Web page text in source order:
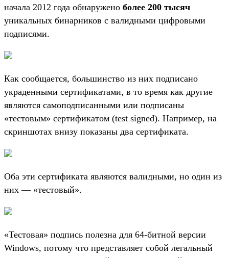
начала 2012 года обнаружено более 200 тысяч
уникальных бинарников с валидными цифровыми
подписями.
Как сообщается, большинство из них подписано
украденными сертификатами, в то время как другие
являются самоподписанными или подписаны
«тестовым» сертификатом (test signed). Например, на
скриншотах внизу показаны два сертификата.
Оба эти сертификата являются валидными, но один из
них — «тестовый».
«Тестовая» подпись полезна для 64-битной версии
Windows, потому что представляет собой легальный